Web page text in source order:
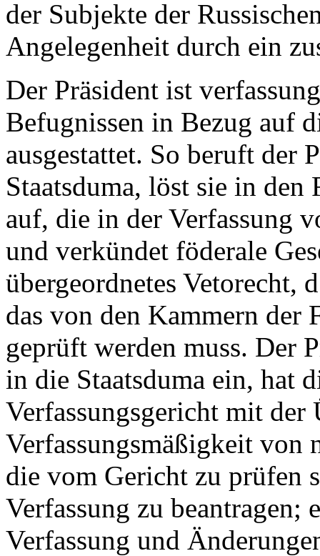
der Subjekte der
Angelegenheit durch ein
Der Präsident ist
Befugnissen in Bezug auf
ausgestattet. So beruft der
Staatsduma, löst sie in
auf, die in der Verfassung
und verkündet föderale
übergeordnetes Vetorecht,
das von den Kammern der
geprüft werden muss. Der
in die Staatsduma ein, hat
Verfassungsgericht mit der
Verfassungsmäßigkeit von
die vom Gericht zu prüfen
Verfassung zu beantragen;
Verfassung und